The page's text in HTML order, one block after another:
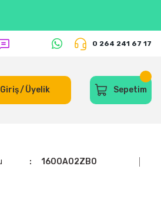
0 264 241 67 17
Giriş/Üyelik Sepetim
1600A02ZB0